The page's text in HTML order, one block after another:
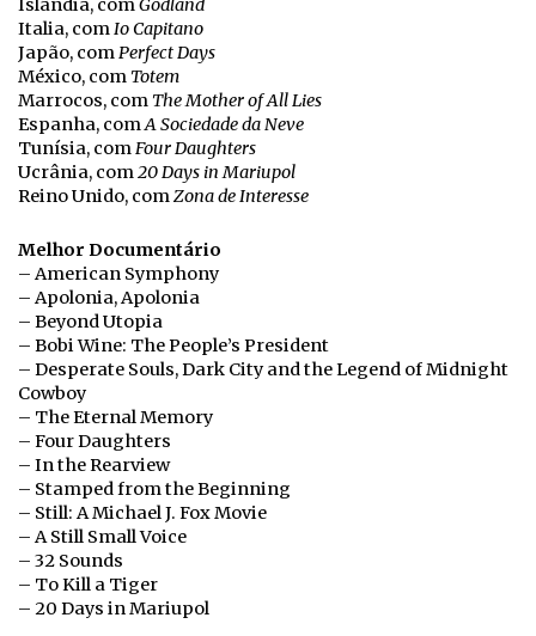
Islândia, comGodland
Italia, comIo Capitano
Japão, comPerfect Days
México, com Totem
Marrocos, com The Mother of All Lies
Espanha, comA Sociedade da Neve
Tunísia, comFour Daughters
Ucrânia, com20 Days in Mariupol
Reino Unido, comZona de Interesse
Melhor Documentário
– American Symphony
– Apolonia, Apolonia
– Beyond Utopia
– Bobi Wine: The People’s President
– Desperate Souls, Dark City and the Legend of Midnight
Cowboy
– The Eternal Memory
– Four Daughters
– In the Rearview
– Stamped from the Beginning
– Still: A Michael J. Fox Movie
– A Still Small Voice
– 32 Sounds
– To Kill a Tiger
– 20 Days in Mariupol